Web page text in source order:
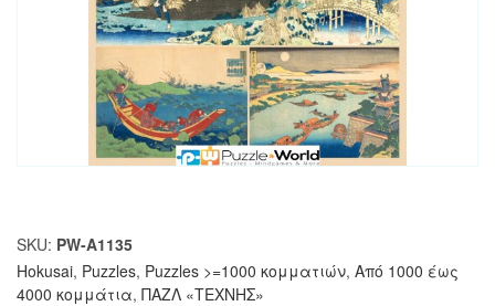
SKU: PW-A1135
Hokusai, Puzzles, Puzzles >=1000 κομματιών, Από 1000 έως
4000 κομμάτια, ΠΑΖΛ «ΤΕΧΝΗΣ»